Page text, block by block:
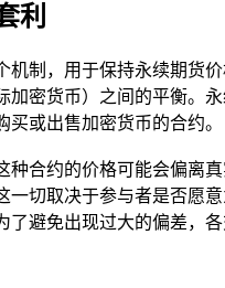
利
机制，用于保持永续期货
加密货币）之间的平衡。
买或出售加密货币的合约。
种合约的价格可能会偏离
一切取决于参与者是否愿
了避免出现过大的偏差，